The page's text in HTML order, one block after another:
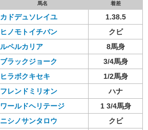
馬名 着差
カドデュソレイユ
1.38.5
ヒノモトイチバン
クビ
ルペルカリア
8馬身
ブラックジョーク
3/4馬身
ヒラボクキセキ
1/2馬身
フレンドミリオン
ハナ
ワールドヘリテージ
1 3/4馬身
ニシノサンタロウ
クビ